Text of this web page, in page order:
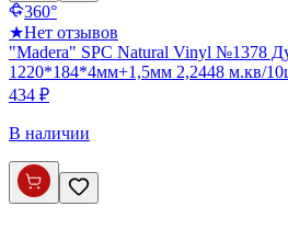
360°
★Нет отзывов
"Madera" SPC Natural Vinyl №1378
1220*184*4мм+1,5мм 2,2448 м.кв/
434 ₽
В наличии